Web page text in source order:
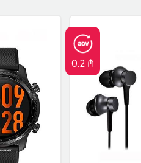
0.2 ₼